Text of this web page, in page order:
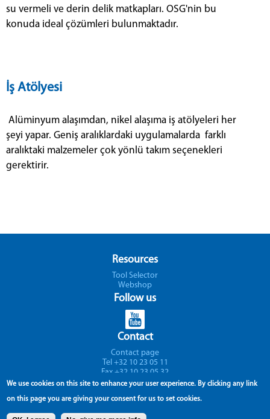
su vermeli ve derin delik matkapları. OSG'nin bu
konuda ideal çözümleri bulunmaktadır.
İş Atölyesi
Alüminyum alaşımdan, nikel alaşıma iş atölyeleri her
şeyi yapar. Geniş aralıklardaki uygulamalarda farklı
aralıktaki malzemeler çok yönlü takım seçenekleri
gerektirir.
Resources
Tool Selector
Webshop
Follow us
Contact
Contact page
Tel +32 10 23 05 11
Fax +32 10 23 05 32
Support
Avenue Lavoisier 1
We use cookies on this site to enhance your user experience. By clicking any link
on this page you are giving your consent for us to set cookies.